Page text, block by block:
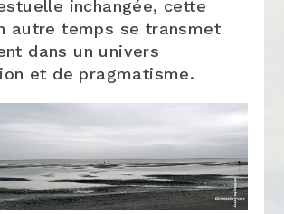
inchangée, cette
autre temps se transmet
dans un univers
et de pragmatisme.